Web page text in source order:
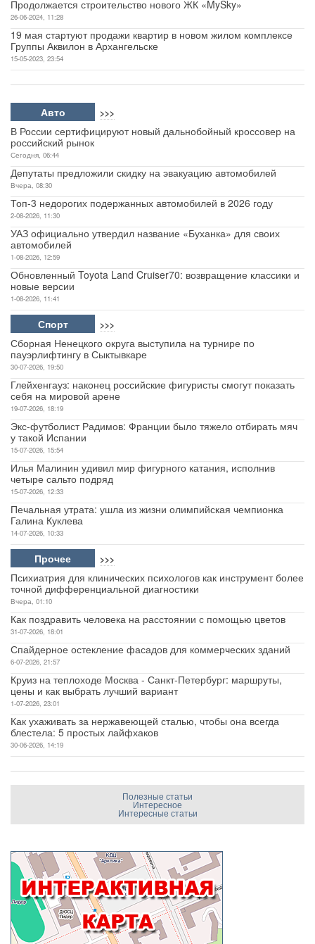
Продолжается строительство нового ЖК «MySky»
26-06-2024, 11:28
19 мая стартуют продажи квартир в новом жилом комплексе
Группы Аквилон в Архангельске
15-05-2023, 23:54
Авто >>>
В России сертифицируют новый дальнобойный кроссовер на
российский рынок
Сегодня, 06:44
Депутаты предложили скидку на эвакуацию автомобилей
Вчера, 08:30
Топ-3 недорогих подержанных автомобилей в 2026 году
2-08-2026, 11:30
УАЗ официально утвердил название «Буханка» для своих
автомобилей
1-08-2026, 12:59
Обновленный Toyota Land Cruiser70: возвращение классики и
новые версии
1-08-2026, 11:41
Спорт >>>
Сборная Ненецкого округа выступила на турнире по
пауэрлифтингу в Сыктывкаре
30-07-2026, 19:50
Глейхенгауз: наконец российские фигуристы смогут показать
себя на мировой арене
19-07-2026, 18:19
Экс-футболист Радимов: Франции было тяжело отбирать мяч
у такой Испании
15-07-2026, 15:54
Илья Малинин удивил мир фигурного катания, исполнив
четыре сальто подряд
15-07-2026, 12:33
Печальная утрата: ушла из жизни олимпийская чемпионка
Галина Куклева
14-07-2026, 10:33
Прочее >>>
Психиатрия для клинических психологов как инструмент более
точной дифференциальной диагностики
Вчера, 01:10
Как поздравить человека на расстоянии с помощью цветов
31-07-2026, 18:01
Спайдерное остекление фасадов для коммерческих зданий
6-07-2026, 21:57
Круиз на теплоходе Москва - Санкт-Петербург: маршруты,
цены и как выбрать лучший вариант
1-07-2026, 23:01
Как ухаживать за нержавеющей сталью, чтобы она всегда
блестела: 5 простых лайфхаков
30-06-2026, 14:19
Полезные статьи
Интересное
Интересные статьи